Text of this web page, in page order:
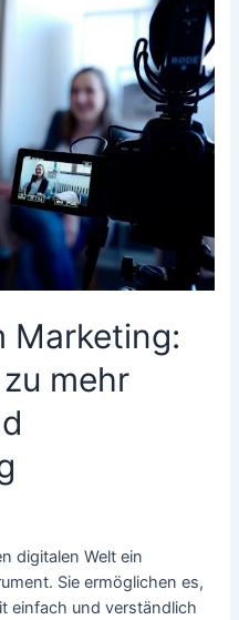
Marketing:
mehr
digitalen Welt ein
Sie ermöglichen es,
einfach und verständlich